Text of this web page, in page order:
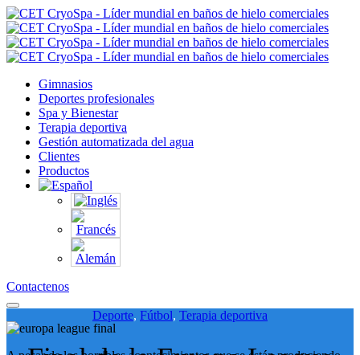
Gimnasios
Deportes profesionales
Spa y Bienestar
Terapia deportiva
Gestión automatizada del agua
Clientes
Productos
Contactenos
Deporte, Fútbol, Terapia deportiva